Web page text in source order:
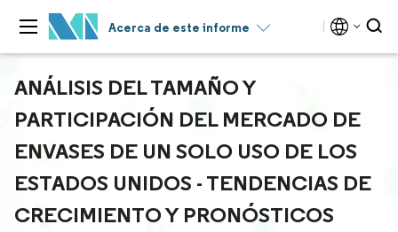
Acerca de este informe
ANÁLISIS DEL TAMAÑO Y
PARTICIPACIÓN DEL MERCADO DE
ENVASES DE UN SOLO USO DE LOS
ESTADOS UNIDOS - TENDENCIAS DE
CRECIMIENTO Y PRONÓSTICOS